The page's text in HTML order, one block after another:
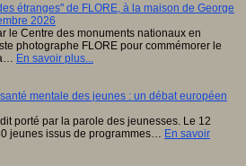
étranges" de FLORE, à la maison de George
2026
le Centre des monuments nationaux en
photographe FLORE pour commémorer le
En savoir plus...
mentale des jeunes : un débat européen
porté par la parole des jeunesses. Le 12
jeunes issus de programmes… En savoir